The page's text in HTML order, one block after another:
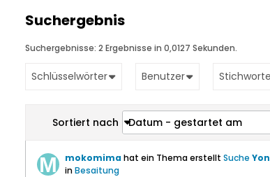
Suchergebnis
Suchergebnisse: 2 Ergebnisse in 0,0127 Sekunden.
Schlüsselwörter Benutzer Stichworte
Sortiert nach Datum - gestartet am
mokomimahat ein Thema erstellt Suche
inBesaitung